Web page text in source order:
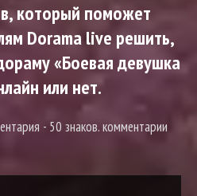
который поможет
Dorama live решить,
«Боевая девушка
или нет.
- 50 знаков. комментарии